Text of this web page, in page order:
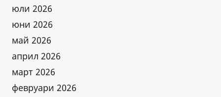
юли 2026
юни 2026
май 2026
април 2026
март 2026
февруари 2026